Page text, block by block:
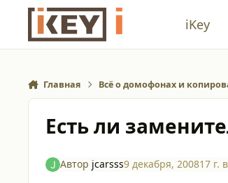
Перейти к содержанию
iKey
Главная Всё о домофонах и
Есть ли
Автор jcarsss9 декабря, 200817 г. в